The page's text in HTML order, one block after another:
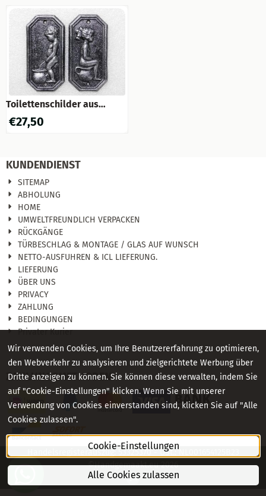
Toilettenschilder aus
Gusseisen Mann & Frau –
2er-Set in Old Silver Look
€27,50
KUNDENDIENST
SITEMAP
ABHOLUNG
HOME
UMWELTFREUNDLICH VERPACKEN
RÜCKGÄNGE
TÜRBESCHLAG & MONTAGE / GLAS AUF WUNSCH
NETTO-AUSFUHREN & ICL LIEFERUNG.
LIEFERUNG
ÜBER UNS
PRIVACY
ZAHLUNG
BEDINGUNGEN
Privater Kurier
ZAHLUNGSMETHODEN
Handelsregisterauszug: 53325370 - USt.: NL001654125B23
©Handgemaakt.eu2026
Wir verwenden Cookies, um Ihre Benutzererfahrung zu optimieren,
den Webverkehr zu analysieren und zielgerichtete Werbung über
Dritte anzeigen zu können. Sie können diese verwalten, indem Sie
auf "Cookie-Einstellungen" klicken. Wenn Sie mit unserer
Verwendung von Cookies einverstanden sind, klicken Sie auf "Alle
Cookies zulassen".
Cookie-Einstellungen
Alle Cookies zulassen